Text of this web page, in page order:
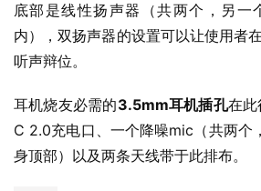
底部是线性扬声器（共两个，另一
内），双扬声器的设置可以让使用者
听声辩位。
耳机烧友必需的3.5mm耳机插孔在
C 2.0充电口、一个降噪mic（共两个
身顶部）以及两条天线带于此排布。